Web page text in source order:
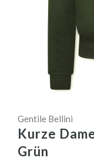
Gentile Bellini
Kurze
Grün